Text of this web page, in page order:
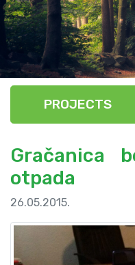
PROJECTS
Gračanica
otpada
26.05.2015.